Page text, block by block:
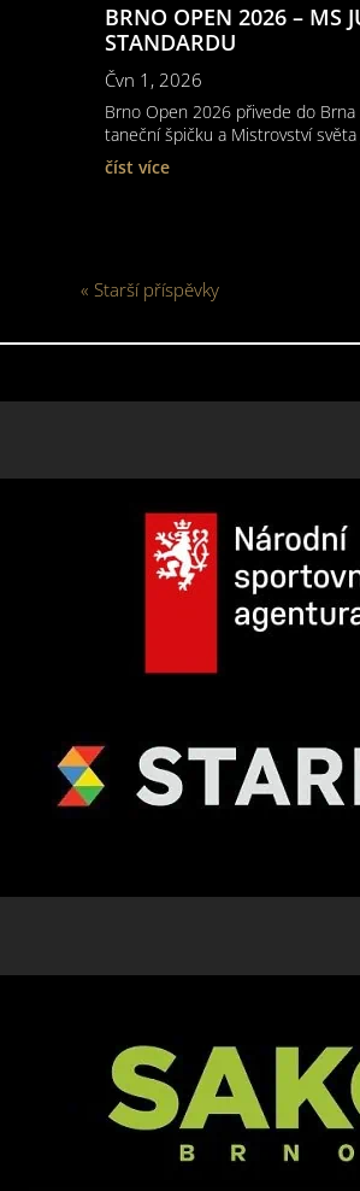
BRNO OPEN 2026 – MS
STANDARDU
Čvn 1, 2026
Brno Open 2026 přivede do
taneční špičku a Mistrovství světa
číst více
« Starší příspěvky